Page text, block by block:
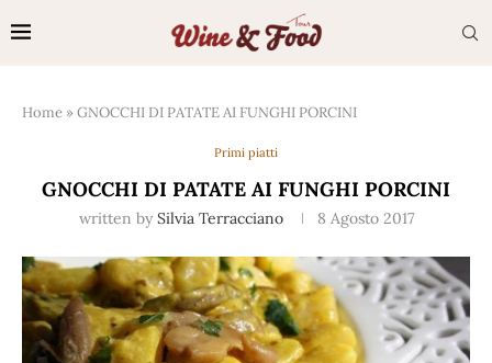
Home »GNOCCHI DI PATATE AI FUNGHI PORCINI
Primi piatti
GNOCCHI DI PATATE AI FUNGHI PORCINI
written by Silvia Terracciano 8 Agosto 2017